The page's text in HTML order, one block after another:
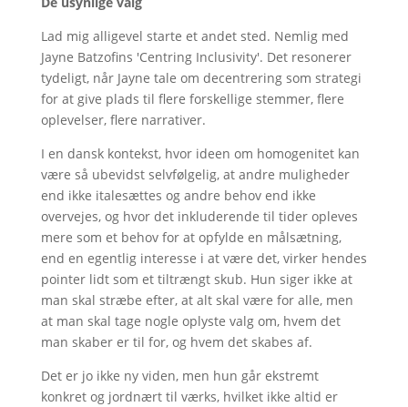
Lad mig alligevel starte et andet sted. Nemlig med
Jayne Batzofins 'Centring Inclusivity'. Det resonerer
tydeligt, når Jayne tale om decentrering som strategi
for at give plads til flere forskellige stemmer, flere
oplevelser, flere narrativer.
I en dansk kontekst, hvor ideen om homogenitet kan
være så ubevidst selvfølgelig, at andre muligheder
end ikke italesættes og andre behov end ikke
overvejes, og hvor det inkluderende til tider opleves
mere som et behov for at opfylde en målsætning,
end en egentlig interesse i at være det, virker hendes
pointer lidt som et tiltrængt skub. Hun siger ikke at
man skal stræbe efter, at alt skal være for alle, men
at man skal tage nogle oplyste valg om, hvem det
man skaber er til for, og hvem det skabes af.
Det er jo ikke ny viden, men hun går ekstremt
konkret og jordnært til værks, hvilket ikke altid er